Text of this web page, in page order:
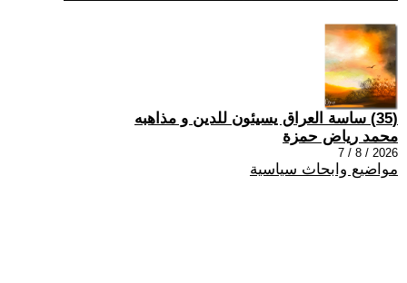
(35) ساسة العراق يسيئون للدين و مذاهبه
محمد رياض حمزة
2026 / 8 / 7
مواضيع وابحاث سياسية